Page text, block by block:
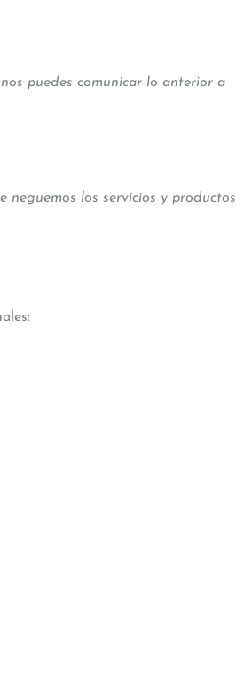
puedes comunicar lo anterior a
los servicios y productos